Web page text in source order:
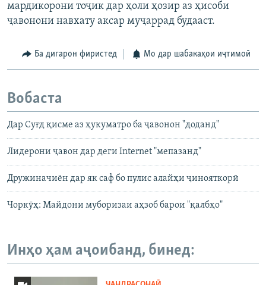
мардикорони тоҷик дар ҳоли ҳозир аз ҳисоби
ҷавонони навхату аксар муҷаррад будааст.
Ба дигарон фиристед Мо дар шабакаҳои иҷтимоӣ
Вобаста
Дар Суғд қисме аз ҳукуматро ба ҷавонон "доданд"
Лидерони ҷавон дар деги Internet "мепазанд"
Дружиначиён дар як саф бо пулис алайҳи ҷинояткорӣ
Чоркӯҳ: Майдони муборизаи аҳзоб барои "қалбҳо"
Инҳо ҳам аҷоибанд, бинед: